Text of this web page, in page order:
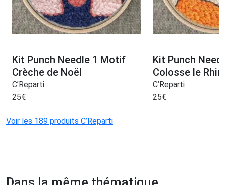
Kit Punch Needle 1 Motif
Crèche de Noël
C’Reparti
25€
Kit Punch
Colosse le
C’Reparti
25€
Voir les 189 produits C’Reparti